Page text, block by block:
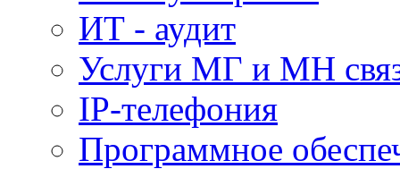
ИТ - аудит
Услуги МГ и МН
IP-телефония
Программное